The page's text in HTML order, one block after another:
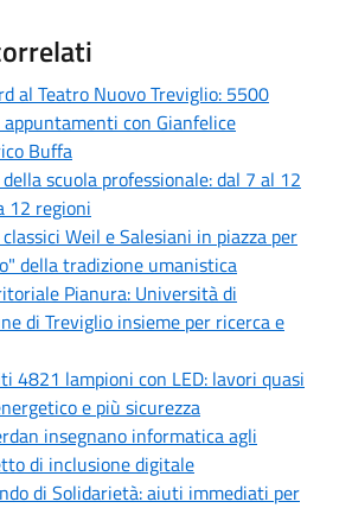
al Teatro Nuovo Treviglio: 5500
con Gianfelice
Buffa
scuola professionale: dal 7 al 12
12 regioni
Weil e Salesiani in piazza per
della tradizione umanistica
Pianura: Università di
di Treviglio insieme per ricerca e
4821 lampioni con LED: lavori quasi
e più sicurezza
insegnano informatica agli
di inclusione digitale
di Solidarietà: aiuti immediati per